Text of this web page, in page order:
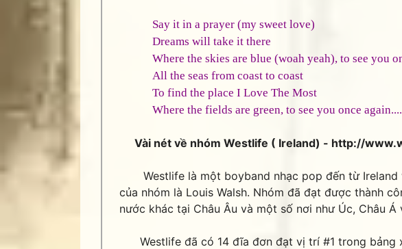
Say it in a prayer (my sweet love)
Dreams will take it there
Where the skies are blue (woah yeah), to see you
All the seas from coast to coast
To find the place I Love The Most
Where the fields are green, to see you once
Vài nét về nhóm Westlife ( Ireland) - http://
Westlife là một boyband nhạc pop đến từ Ireland
của nhóm là Louis Walsh. Nhóm đã đạt được thành
nước khác tại Châu Âu và một số nơi như Úc, Châu Á
Westlife đã có 14 đĩa đơn đạt vị trí #1 trong bảng